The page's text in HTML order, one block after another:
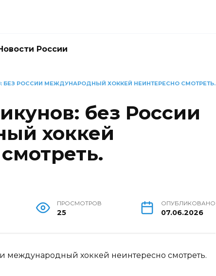
России
БЕЗ РОССИИ МЕЖДУНАРОДНЫЙ ХОККЕЙ НЕИНТЕРЕСНО СМОТРЕТЬ.
без России
хоккей
ПРОСМОТРОВ
25
ОПУБЛИКОВАНО
07.06.2026